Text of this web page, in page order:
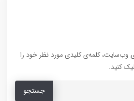
وب‌سایت، کلمه‌ی کلیدی مورد نظر خود را
کنید.
جستجو